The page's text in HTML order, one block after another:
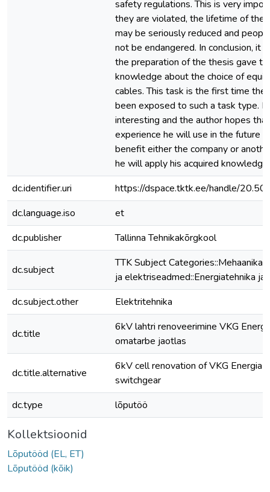
safety regulations. This is very
they are violated, the lifetime of the
may be seriously reduced and
not be endangered. In conclusion, it
the preparation of the thesis gave
knowledge about the choice of
cables. This task is the first time the
been exposed to such a task type.
interesting and the author hopes
experience he will use in the future
benefit either the company or
he will apply his acquired knowledge.
dc.identifier.uri
https://dspace.tktk.ee/handle/
dc.language.iso
et
dc.publisher
Tallinna Tehnikakõrgkool
dc.subject
TTK Subject
ja elektriseadmed::Energiatehnika ja
dc.subject.other
Elektritehnika
dc.title
6kV lahtri renoveerimine VKG
omatarbe jaotlas
dc.title.alternative
6kV cell renovation of VKG Energia
switchgear
dc.type
lõputöö
Kollektsioonid
Lõputööd (EL, ET)
Lõputööd (kõik)